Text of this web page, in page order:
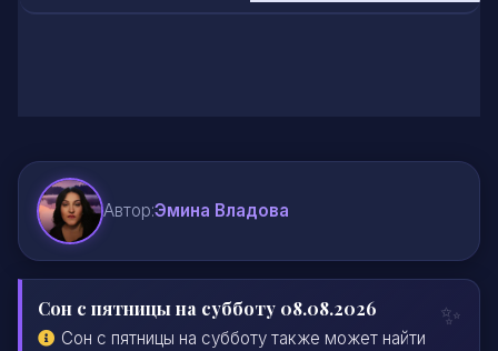
Автор:Эмина Владова
Сон с пятницы на субботу 08.08.2026
Сон с пятницы на субботу также может найти